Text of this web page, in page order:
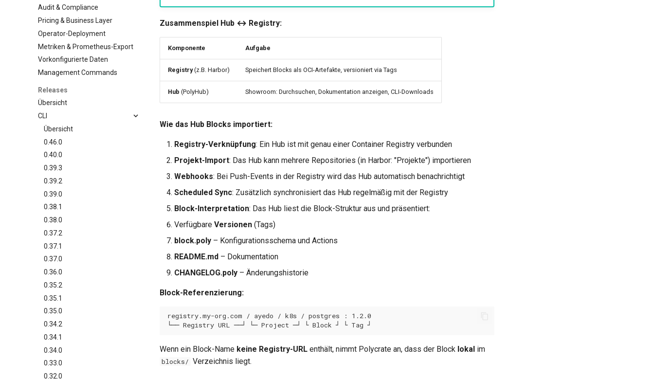
Audit & Compliance
Pricing & Business Layer
Operator-Deployment
Metriken & Prometheus-Export
Vorkonfigurierte Daten
Management Commands
Releases
Übersicht
CLI
Übersicht
0.46.0
0.40.0
0.39.3
0.39.2
0.39.0
0.38.1
0.38.0
0.37.2
0.37.1
0.37.0
0.36.0
0.35.2
0.35.1
0.35.0
0.34.2
0.34.1
0.34.0
0.33.0
0.32.0
Zusammenspiel Hub ↔ Registry:
Komponente Aufgabe
Registry(z.B. Harbor) Speichert Blocks als OCI-Artefakte, versioniert via Tags
Hub (PolyHub) Showroom: Durchsuchen, Dokumentation anzeigen, CLI-Downloads
Wie das Hub Blocks importiert:
Registry-Verknüpfung: Ein Hub ist mit genau einer Container Registry verbunden
Projekt-Import: Das Hub kann mehrere Repositories (in Harbor: "Projekte") importieren
Webhooks: Bei Push-Events in der Registry wird das Hub automatisch benachrichtigt
Scheduled Sync: Zusätzlich synchronisiert das Hub regelmäßig mit der Registry
Block-Interpretation: Das Hub liest die Block-Struktur aus und präsentiert:
Verfügbare Versionen (Tags)
block.poly – Konfigurationsschema und Actions
README.md – Dokumentation
CHANGELOG.poly – Änderungshistorie
Block-Referenzierung:
Wenn ein Block-Name keine Registry-URL enthält, nimmt Polycrate an, dass der Block lokal im
blocks/ Verzeichnis liegt.